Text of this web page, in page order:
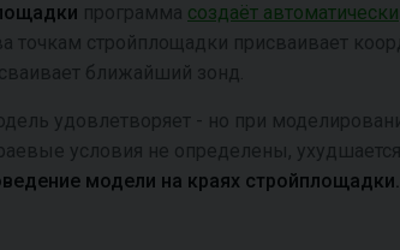
программа создаёт автоматически
точкам стройплощадки присваивает
ближайший зонд.
удовлетворяет - но при
условия не определены, ухудшается.
модели на краях стройплощадки.